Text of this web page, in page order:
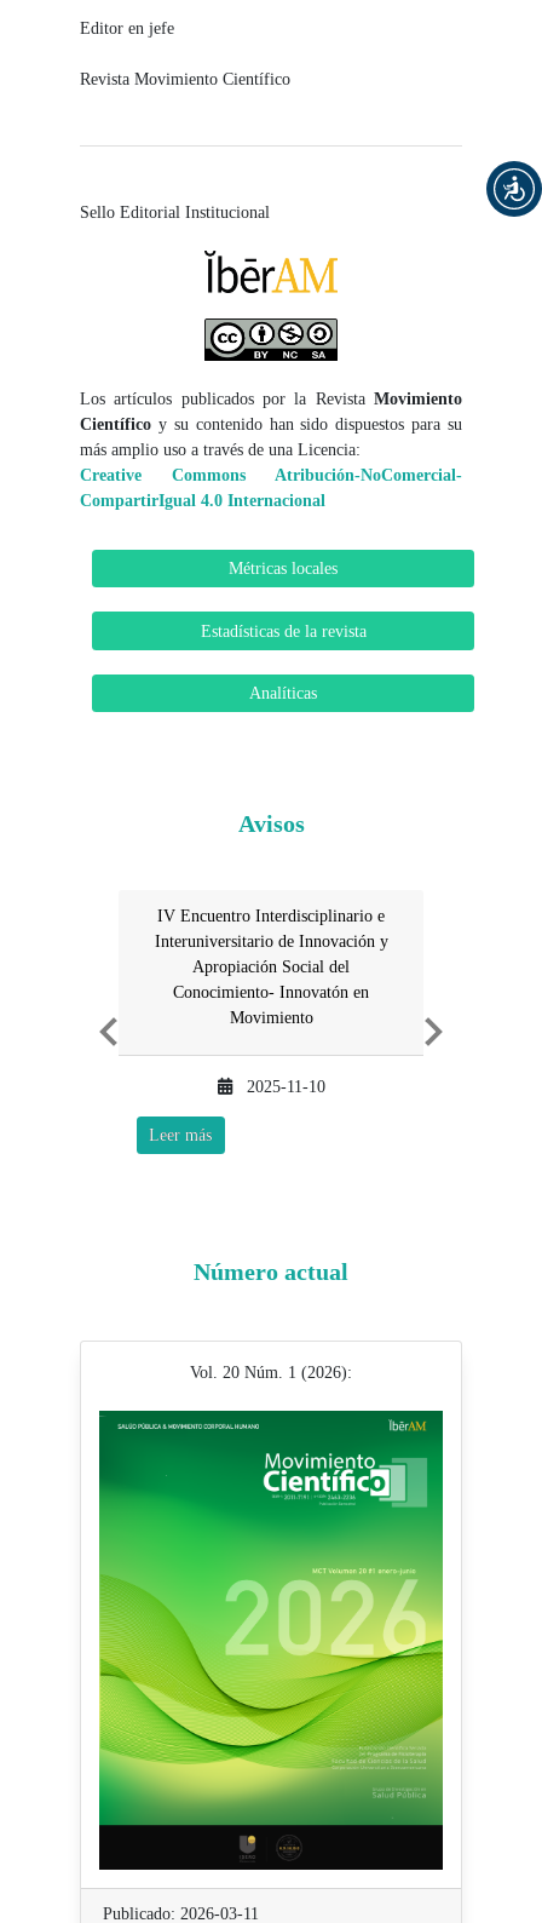
Editor en jefe
Revista Movimiento Científico
Sello Editorial Institucional
Los artículos publicados por la Revista Movimiento
Científico y su contenido han sido dispuestos para su
más amplio uso a través de una Licencia:
Creative Commons Atribución-NoComercial-
CompartirIgual 4.0 Internacional
Métricas locales
Estadísticas de la revista
Analíticas
Avisos
IV Encuentro Interdisciplinario e
Interuniversitario de Innovación y
Apropiación Social del
Conocimiento- Innovatón en
Movimiento
2025-11-10
Leer más
Previous Next
Número actual
Vol. 20 Núm. 1 (2026):
Publicado: 2026-03-11